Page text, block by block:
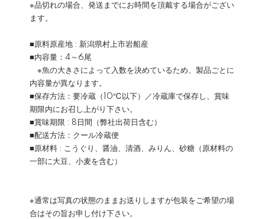
※品切れの場合、発送までにお時間を頂戴する場合がござい
ます。
■原料原産地 : 新潟県村上市岩船産
■内容量：4～6尾
※魚の大きさによって入数を決めているため、製品ごとに
内容量が異なります。
■保存方法：要冷蔵（10℃以下）／冷蔵庫で保存し、賞味
期限内にお召し上がり下さい。
■賞味期限 : 8日間（弊社出荷日含む）
■配送方法：クール冷蔵便
■原材料 : こうぐり、醤油、清酒、みりん、砂糖（原材料の
一部に大豆、小麦を含む）
※通常は写真の状態のままお送りしますが包装をご希望の場
合はその旨お申し付け下さい。